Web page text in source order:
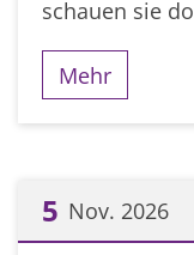
schauen sie
Mehr
5 Nov. 2026